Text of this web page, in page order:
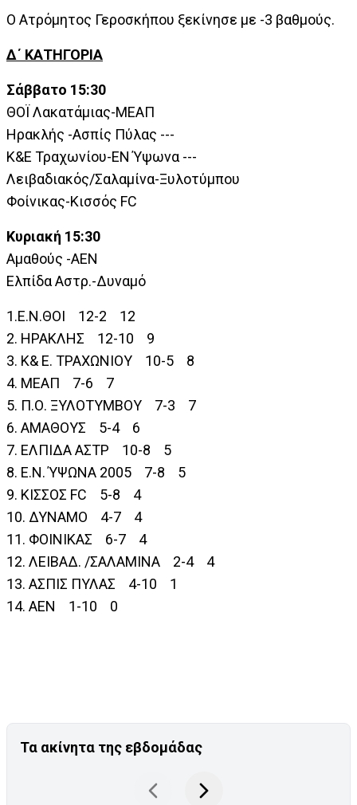
Ο Ατρόμητος Γεροσκήπου ξεκίνησε με -3 βαθμούς.
Δ΄ ΚΑΤΗΓΟΡΙΑ
Σάββατο 15:30
ΘΟΪ Λακατάμιας-ΜΕΑΠ
Ηρακλής -Ασπίς Πύλας ---
Κ&Ε Τραχωνίου-ΕΝ Ύψωνα ---
Λειβαδιακός/Σαλαμίνα-Ξυλοτύμπου
Φοίνικας-Κισσός FC
Κυριακή 15:30
Αμαθούς -ΑΕΝ
Ελπίδα Αστρ.-Δυναμό
1.Ε.Ν.ΘΟΙ 12-2 12
2. ΗΡΑΚΛΗΣ 12-10 9
3. Κ& Ε. ΤΡΑΧΩΝΙΟΥ 10-5 8
4. ΜΕΑΠ 7-6 7
5. Π.Ο. ΞΥΛΟΤΥΜΒΟΥ 7-3 7
6. ΑΜΑΘΟΥΣ 5-4 6
7. ΕΛΠΙΔΑ ΑΣΤΡ 10-8 5
8. Ε.Ν. ΎΨΩΝΑ 2005 7-8 5
9. ΚΙΣΣΟΣ FC 5-8 4
10. ΔΥΝΑΜΟ 4-7 4
11. ΦΟΙΝΙΚΑΣ 6-7 4
12. ΛΕΙΒΑΔ. /ΣΑΛΑΜΙΝΑ 2-4 4
13. ΑΣΠΙΣ ΠΥΛΑΣ 4-10 1
14. ΑΕΝ 1-10 0
Τα ακίνητα της εβδομάδας